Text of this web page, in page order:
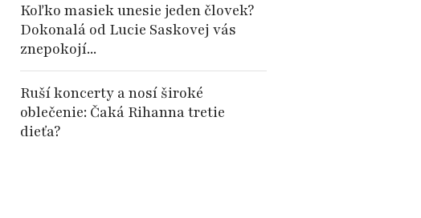
Koľko masiek unesie jeden človek?
Dokonalá od Lucie Saskovej vás
znepokojí...
Ruší koncerty a nosí široké
oblečenie: Čaká Rihanna tretie
dieťa?